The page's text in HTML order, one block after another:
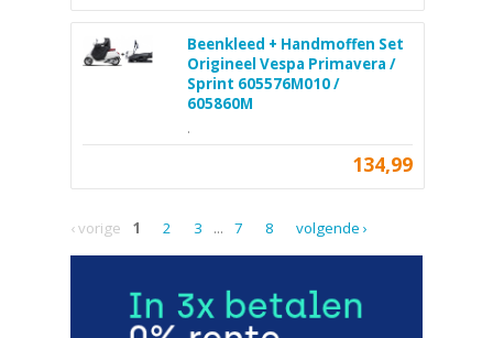
Beenkleed + Handmoffen Set
Origineel Vespa Primavera /
Sprint 605576M010 /
605860M
.
134,99
‹ vorige 1 2 3 ... 7 8 volgende ›